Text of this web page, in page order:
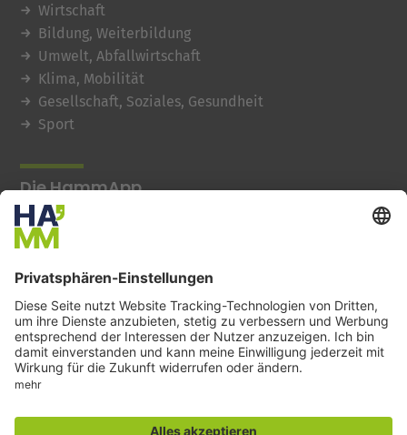
Wirtschaft
Bildung, Weiterbildung
Umwelt, Abfallwirtschaft
Klima, Mobilität
Gesellschaft, Soziales, Gesundheit
Sport
Die HammApp
© 2026 Stadt Hamm